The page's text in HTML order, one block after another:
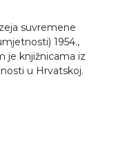
suvremene
1954.,
je knjižnicama iz
u Hrvatskoj.